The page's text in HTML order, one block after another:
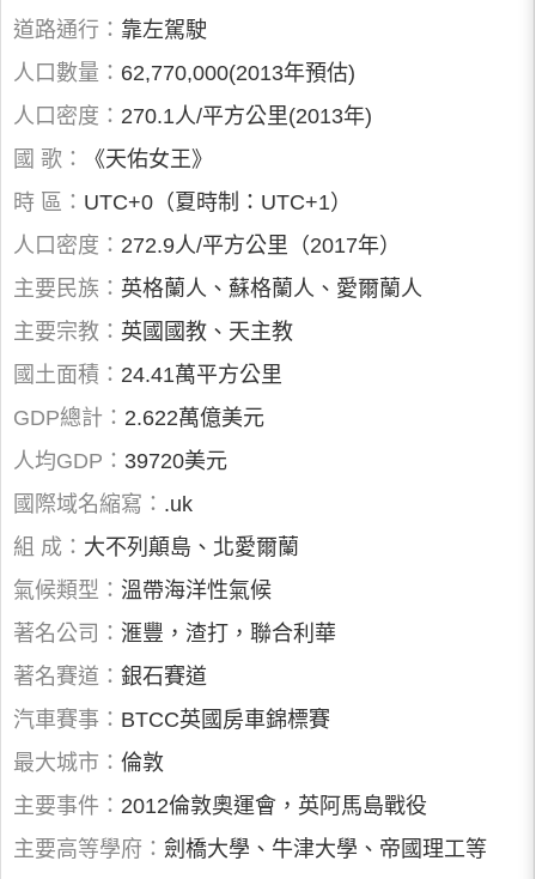
道路通行： 靠左駕駛
人口數量： 62,770,000(2013年預估)
人口密度： 270.1人/平方公里(2013年)
國 歌：
《天佑女王》
時 區： UTC+0（夏時制：UTC+1）
人口密度： 272.9人/平方公里（2017年）
主要民族： 英格蘭人、蘇格蘭人、愛爾蘭人
主要宗教： 英國國教、天主教
國土面積： 24.41萬平方公里
GDP總計： 2.622萬億美元
人均GDP： 39720美元
國際域名縮寫： .uk
組 成： 大不列顛島、北愛爾蘭
氣候類型： 溫帶海洋性氣候
著名公司： 滙豐，渣打，聯合利華
著名賽道： 銀石賽道
汽車賽事： BTCC英國房車錦標賽
最大城市： 倫敦
主要事件： 2012倫敦奧運會，英阿馬島戰役
主要高等學府： 劍橋大學、牛津大學、帝國理工等